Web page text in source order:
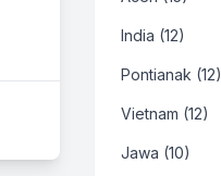
India (12)
Pontianak (12)
Vietnam (12)
Jawa (10)